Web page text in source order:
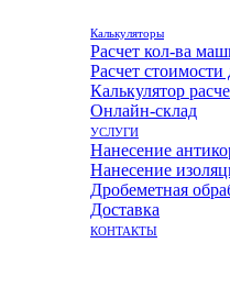
Калькуляторы
Расчет кол-ва
Расчет стоимости
Калькулятор
Онлайн-склад
УСЛУГИ
Нанесение
Нанесение
Дробеметная
Доставка
КОНТАКТЫ